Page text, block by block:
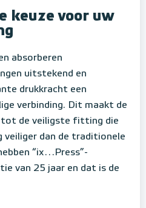
keuze voor uw
absorberen
uitstekend en
drukkracht een
verbinding. Dit maakt de
de veiligste fitting die
veiliger dan de traditionele
“ix…Press”-
van 25 jaar en dat is de